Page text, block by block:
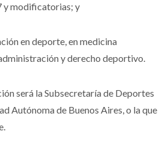
y modificatorias; y
en deporte, en medicina
y derecho deportivo.
será la Subsecretaría de Deportes
Autónoma de Buenos Aires, o la que